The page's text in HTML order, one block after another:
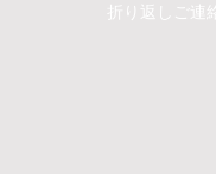
折り返しご連